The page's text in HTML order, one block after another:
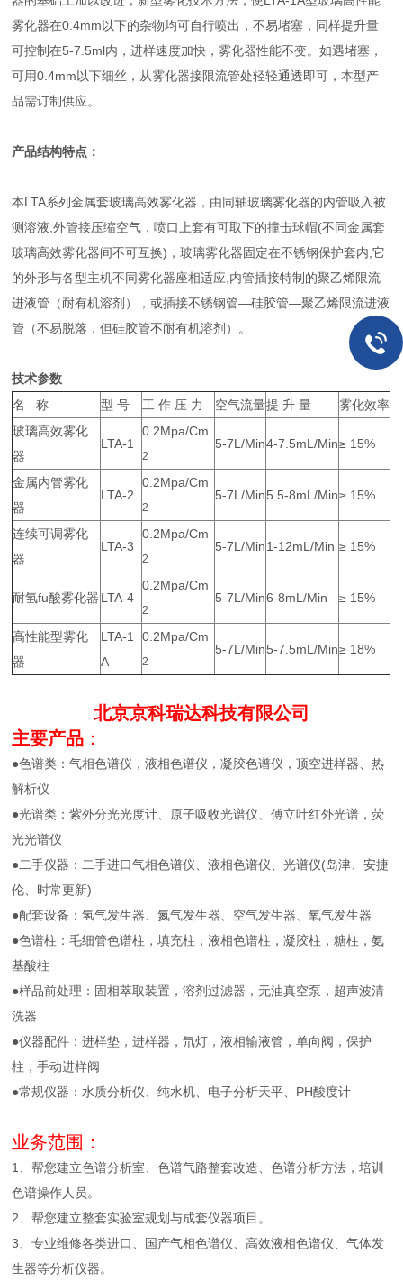
雾化器在0.4mm以下的杂物均可自行喷出，不易堵塞，同样提升量
可控制在5-7.5ml内，进样速度加快，雾化器性能不变。如遇堵塞，
可用0.4mm以下细丝，从雾化器接限流管处轻轻通透即可，本型产
品需订制供应。
产品结构特点：
本LTA系列金属套玻璃高效雾化器，由同轴玻璃雾化器的内管吸入被
测溶液,外管接压缩空气，喷口上套有可取下的撞击球帽(不同金属套
玻璃高效雾化器间不可互换)，玻璃雾化器固定在不锈钢保护套内,它
的外形与各型主机不同雾化器座相适应,内管插接特制的聚乙烯限流
进液管（耐有机溶剂），或插接不锈钢管—硅胶管—聚乙烯限流进液
管（不易脱落，但硅胶管不耐有机溶剂）。
技术参数
名 称
型 号 工 作 压 力 空气流量提 升 量
雾化效率
玻璃高效雾化
器
LTA-1
0.2Mpa/Cm
2
5-7L/Min4-7.5mL/Min≥ 15%
金属内管雾化
器
LTA-2
0.2Mpa/Cm
2
5-7L/Min5.5-8mL/Min≥ 15%
连续可调雾化
器
LTA-3
0.2Mpa/Cm
2
5-7L/Min1-12mL/Min ≥ 15%
耐氢fu酸雾化器 LTA-4
0.2Mpa/Cm
2
5-7L/Min6-8mL/Min ≥ 15%
高性能型雾化
器
LTA-1
A
0.2Mpa/Cm
2
5-7L/Min5-7.5mL/Min≥ 18%
北京京科瑞达科技有限公司
主要产品 ：
●色谱类：气相色谱仪，液相色谱仪，凝胶色谱仪，顶空进样器、热
解析仪
●光谱类：紫外分光光度计、原子吸收光谱仪、傅立叶红外光谱，荧
光光谱仪
●二手仪器：二手进口气相色谱仪、液相色谱仪、光谱仪(岛津、安捷
伦、时常更新)
●配套设备：氢气发生器、氮气发生器、空气发生器、氧气发生器
●色谱柱：毛细管色谱柱，填充柱，液相色谱柱，凝胶柱，糖柱，氨
基酸柱
●样品前处理：固相萃取装置，溶剂过滤器，无油真空泵，超声波清
洗器
●仪器配件：进样垫，进样器，氘灯，液相输液管，单向阀，保护
柱，手动进样阀
●常规仪器：水质分析仪、纯水机、电子分析天平、PH酸度计
业务范围：
1、帮您建立色谱分析室、色谱气路整套改造、色谱分析方法，培训
色谱操作人员。
2、帮您建立整套实验室规划与成套仪器项目。
3、专业维修各类进口、国产气相色谱仪、高效液相色谱仪、气体发
生器等分析仪器。